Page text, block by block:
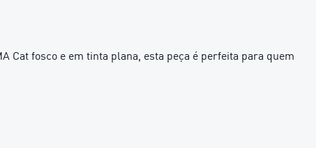
Cat fosco e em tinta plana, esta peça é perfeita para quem